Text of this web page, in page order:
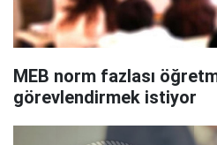
MEB norm fazlası
görevlendirmek istiyor